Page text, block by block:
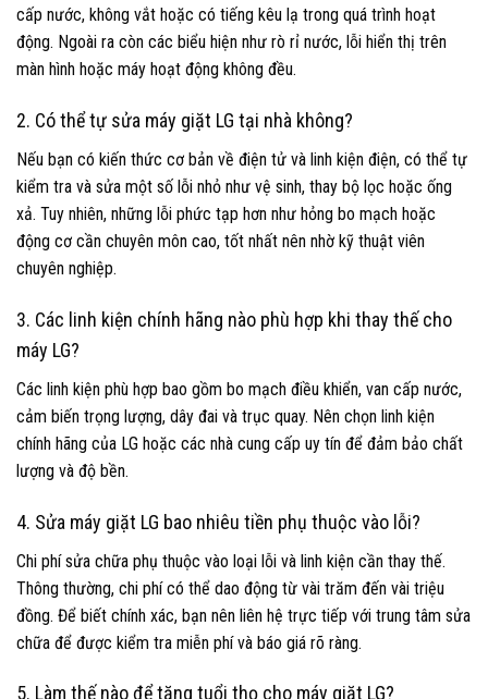
cấp nước, không vắt hoặc có tiếng kêu lạ trong quá trình hoạt
động. Ngoài ra còn các biểu hiện như rò rỉ nước, lỗi hiển thị trên
màn hình hoặc máy hoạt động không đều.
2. Có thể tự sửa máy giặt LG tại nhà không?
Nếu bạn có kiến thức cơ bản về điện tử và linh kiện điện, có thể tự
kiểm tra và sửa một số lỗi nhỏ như vệ sinh, thay bộ lọc hoặc ống
xả. Tuy nhiên, những lỗi phức tạp hơn như hỏng bo mạch hoặc
động cơ cần chuyên môn cao, tốt nhất nên nhờ kỹ thuật viên
chuyên nghiệp.
3. Các linh kiện chính hãng nào phù hợp khi thay thế cho
máy LG?
Các linh kiện phù hợp bao gồm bo mạch điều khiển, van cấp nước,
cảm biến trọng lượng, dây đai và trục quay. Nên chọn linh kiện
chính hãng của LG hoặc các nhà cung cấp uy tín để đảm bảo chất
lượng và độ bền.
4. Sửa máy giặt LG bao nhiêu tiền phụ thuộc vào lỗi?
Chi phí sửa chữa phụ thuộc vào loại lỗi và linh kiện cần thay thế.
Thông thường, chi phí có thể dao động từ vài trăm đến vài triệu
đồng. Để biết chính xác, bạn nên liên hệ trực tiếp với trung tâm sửa
chữa để được kiểm tra miễn phí và báo giá rõ ràng.
5. Làm thế nào để tăng tuổi thọ cho máy giặt LG?